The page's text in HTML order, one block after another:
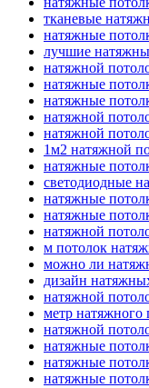
тканевые
натяжные
лучшие
натяжной
натяжные
натяжные
натяжной
натяжной
1м2 натяжной
натяжные
светодиодные
натяжные
натяжные
натяжной
м потолок
можно ли
дизайн
натяжной
метр натяжного
натяжной
натяжные
натяжные
натяжные